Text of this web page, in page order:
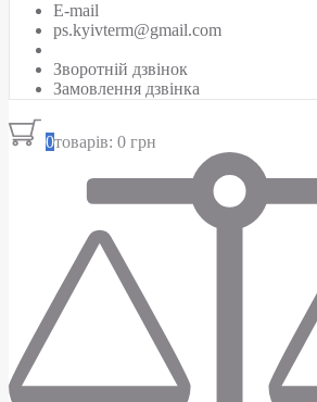
E-mail
ps.kyivterm@gmail.com
Зворотній дзвінок
Замовлення дзвінка
0товарів: 0 грн